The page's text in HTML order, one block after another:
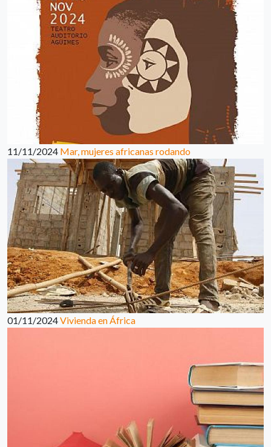
11/11/2024 Mar, mujeres africanas rodando
01/11/2024Vivienda en África